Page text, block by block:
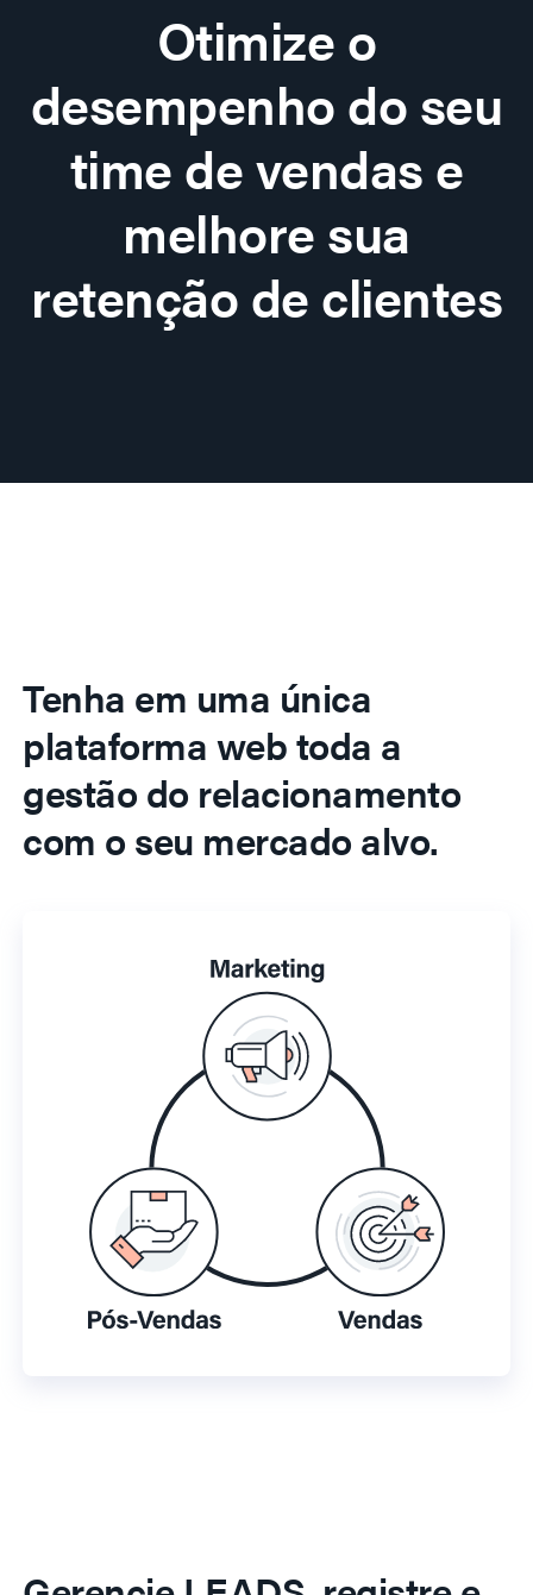
Otimize o
desempenho do seu
time de vendas e
melhore sua
retenção de clientes
Tenha em uma única
plataforma web toda a
gestão do relacionamento
com o seu mercado alvo.